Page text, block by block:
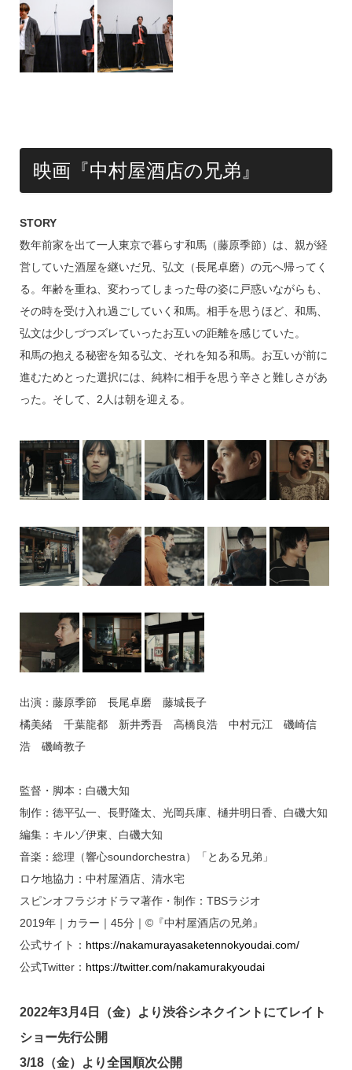
映画『中村屋酒店の兄弟』
STORY
数年前家を出て一人東京で暮らす和馬（藤原季節）は、親が経
営していた酒屋を継いだ兄、弘文（長尾卓磨）の元へ帰ってく
る。年齢を重ね、変わってしまった母の姿に戸惑いながらも、
その時を受け入れ過ごしていく和馬。相手を思うほど、和馬、
弘文は少しづつズレていったお互いの距離を感じていた。
和馬の抱える秘密を知る弘文、それを知る和馬。お互いが前に
進むためとった選択には、純粋に相手を思う辛さと難しさがあ
った。そして、2人は朝を迎える。
出演：藤原季節 長尾卓磨 藤城長子
橘美緒 千葉龍都 新井秀吾 高橋良浩 中村元江 磯崎信
浩 磯崎教子
監督・脚本：白磯大知
制作：徳平弘一、長野隆太、光岡兵庫、樋井明日香、白磯大知
編集：キルゾ伊東、白磯大知
音楽：総理（響心soundorchestra）「とある兄弟」
ロケ地協力：中村屋酒店、清水宅
スピンオフラジオドラマ著作・制作：TBSラジオ
2019年｜カラー｜45分｜©『中村屋酒店の兄弟』
公式サイト： https://nakamurayasaketennokyoudai.com/
公式Twitter： https://twitter.com/nakamurakyoudai
2022年3月4日（金）より渋谷シネクイントにてレイト
ショー先行公開
3/18（金）より全国順次公開